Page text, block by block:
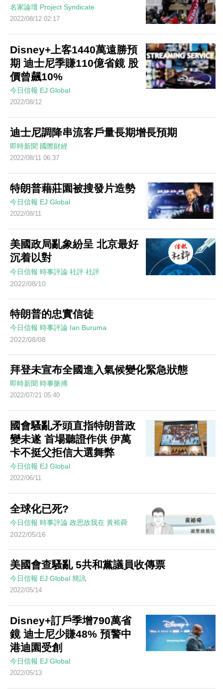
名家論壇 Project Syndicate
2022/08/12 02:17
Disney+上客1440萬遠勝預
期 迪士尼季賺110億省鏡 股
價曾飆10%
今日信報 EJ Global
2022/08/12
迪士尼調降串流客戶量長期增長預期
即時新聞 國際財經
2022/08/11 06:37
特朗普藉莊園被搜發片造勢
今日信報 EJ Global
2022/08/11
美國政局亂象紛呈 北京最好
沉着以對
今日信報 時事評論 社評 社評
2022/08/10
特朗普的忠實信徒
今日信報 時事評論 Ian Buruma
2022/08/08
拜登未宣布全國進入氣候變化緊急狀態
即時新聞 時事脈搏
2022/07/21 05:40
國會騷亂矛頭直指特朗普政
變未遂 首場聽證作供 伊萬
卡不挺父拒信大選舞弊
今日信報 EJ Global
2022/06/11
全球化已死?
今日信報 時事評論 政思故我在 黃裕舜
2022/05/16
美國會查騷亂 5共和黨議員收傳票
今日信報 EJ Global 簡訊
2022/05/14
Disney+訂戶季增790萬省
鏡 迪士尼少賺48% 預警中
港迪園受創
今日信報 EJ Global
2022/05/13